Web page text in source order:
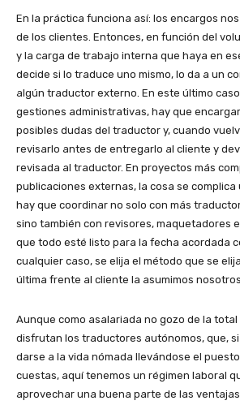
En la práctica funciona así: los encargos
de los clientes. Entonces, en función del
y la carga de trabajo interna que haya en
decide si lo traduce uno mismo, lo da a un
algún traductor externo. En este último
gestiones administrativas, hay que
posibles dudas del traductor y, cuando
revisarlo antes de entregarlo al cliente y
revisada al traductor. En proyectos más
publicaciones externas, la cosa se complica
hay que coordinar no solo con más
sino también con revisores, maquetadores
que todo esté listo para la fecha acordada
cualquier caso, se elija el método que se
última frente al cliente la asumimos nosotros.
Aunque como asalariada no gozo de la
disfrutan los traductores autónomos, que,
darse a la vida nómada llevándose el
cuestas, aquí tenemos un régimen laboral
aprovechar una buena parte de las